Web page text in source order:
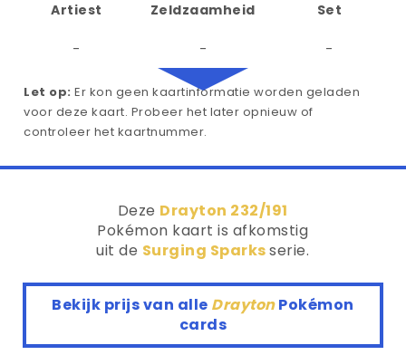
Artiest
-
Zeldzaamheid
-
Set
-
Let op: Er kon geen kaartinformatie worden geladen
voor deze kaart. Probeer het later opnieuw of
controleer het kaartnummer.
Deze Drayton 232/191
Pokémon kaart is afkomstig
uit de Surging Sparksserie.
Bekijk prijs van alle DraytonPokémon
cards